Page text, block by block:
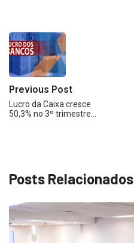
Previous Post
Lucro da Caixa cresce
50,3% no 3º trimestre…
Posts Relacionados